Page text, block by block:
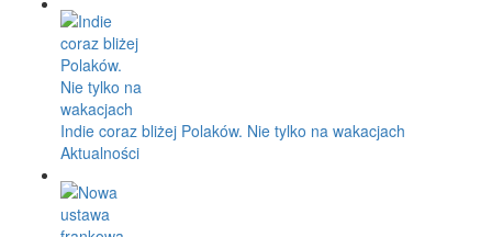
Indie coraz bliżej Polaków. Nie tylko na wakacjach
Aktualności